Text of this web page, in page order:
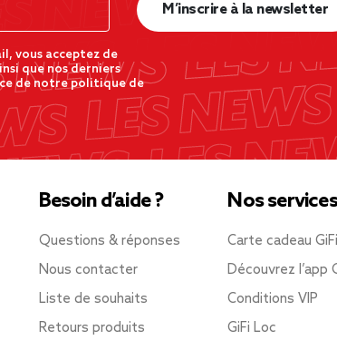
vous acceptez de
que nos derniers
de notre politique de
M’inscrire à la newsletter
Besoin d’aide ?
Questions & réponses
Nous contacter
Liste de souhaits
Retours produits
Nos services
Carte cadeau GiFi
Découvrez l’app
Conditions VIP
GiFi Loc